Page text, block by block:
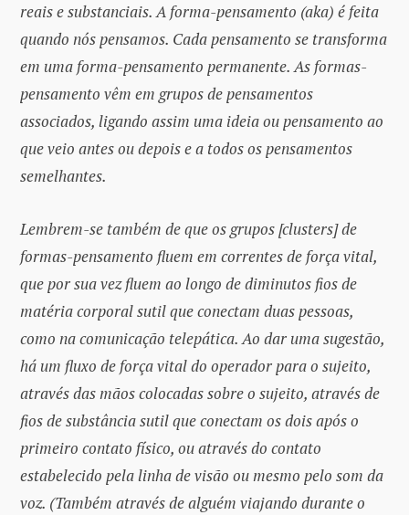
reais e substanciais. A forma-pensamento (aka) é feita
quando nós pensamos. Cada pensamento se transforma
em uma forma-pensamento permanente. As formas-
pensamento vêm em grupos de pensamentos
associados, ligando assim uma ideia ou pensamento ao
que veio antes ou depois e a todos os pensamentos
semelhantes.
Lembrem-se também de que os grupos [clusters] de
formas-pensamento fluem em correntes de força vital,
que por sua vez fluem ao longo de diminutos fios de
matéria corporal sutil que conectam duas pessoas,
como na comunicação telepática. Ao dar uma sugestão,
há um fluxo de força vital do operador para o sujeito,
através das mãos colocadas sobre o sujeito, através de
fios de substância sutil que conectam os dois após o
primeiro contato físico, ou através do contato
estabelecido pela linha de visão ou mesmo pelo som da
voz. (Também através de alguém viajando durante o